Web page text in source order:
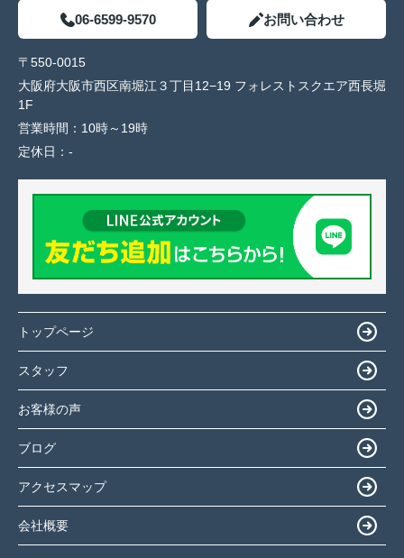
06-6599-9570 お問い合わせ
〒550-0015
大阪府大阪市西区南堀江３丁目12−19 フォレストスクエア西長堀
1F
営業時間： 10時～19時
定休日： -
トップページ
スタッフ
お客様の声
ブログ
アクセスマップ
会社概要